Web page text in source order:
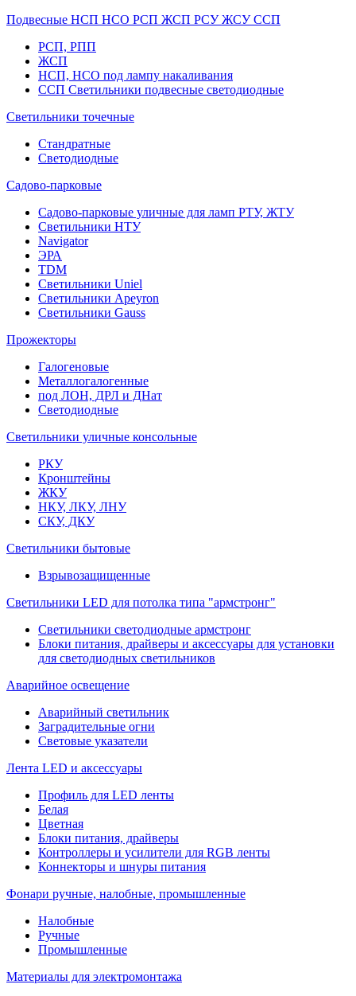
Подвесные НСП НСО РСП ЖСП РСУ ЖСУ ССП
РСП, РПП
ЖСП
НСП, НСО под лампу накаливания
ССП Светильники подвесные светодиодные
Светильники точечные
Стандратные
Светодиодные
Садово-парковые
Садово-парковые уличные для ламп РТУ, ЖТУ
Светильники НТУ
Navigator
ЭРА
TDM
Светильники Uniel
Светильники Apeyron
Светильники Gauss
Прожекторы
Галогеновые
Металлогалогенные
под ЛОН, ДРЛ и ДНат
Светодиодные
Светильники уличные консольные
РКУ
Кронштейны
ЖКУ
НКУ, ЛКУ, ЛНУ
СКУ, ДКУ
Светильники бытовые
Взрывозащищенные
Светильники LED для потолка типа "армстронг"
Светильники светодиодные армстронг
Блоки питания, драйверы и аксессуары для установки
для светодиодных светильников
Аварийное освещение
Аварийный светильник
Заградительные огни
Световые указатели
Лента LED и аксессуары
Профиль для LED ленты
Белая
Цветная
Блоки питания, драйверы
Контроллеры и усилители для RGB ленты
Коннекторы и шнуры питания
Фонари ручные, налобные, промышленные
Налобные
Ручные
Промышленные
Материалы для электромонтажа